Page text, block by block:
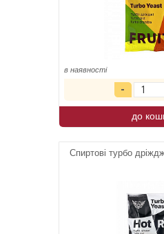
в наявності
до
Спиртові турбо